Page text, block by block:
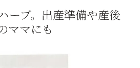
ーブ。出産準備や産後
ママにも